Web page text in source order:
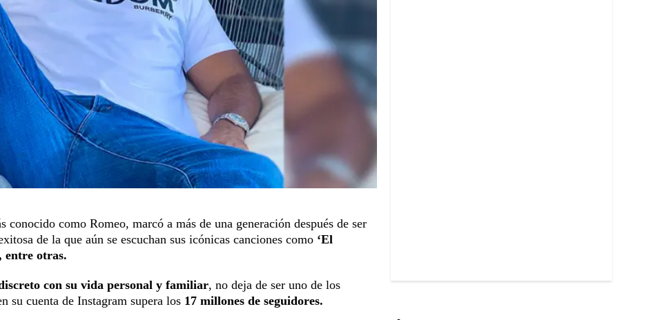
conocido como Romeo, marcó a más de una generación después de ser
de la que aún se escuchan sus icónicas canciones como ‘El
entre otras.
con su vida personal y familiar, no deja de ser uno de los
su cuenta de Instagram supera los 17 millones de seguidores.